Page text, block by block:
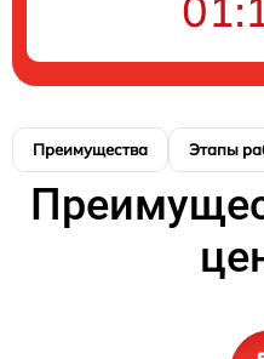
Преимущества Этапы